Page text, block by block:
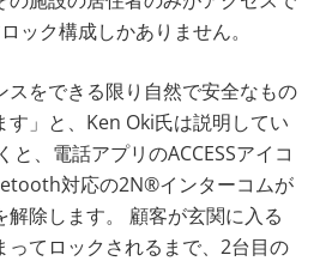
ック構成しかありません。
スをできる限り自然で安全なもの
す」と、Ken Oki氏は説明してい
と、電話アプリのACCESSアイコ
対応の2N®インターコムが
除します。 顧客が玄関に入る
ってロックされるまで、2台目の